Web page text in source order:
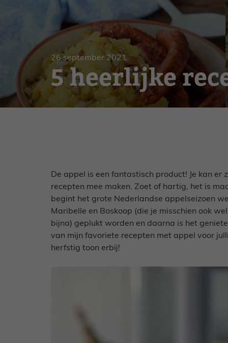
26 september 2021
5 heerlijke
De appel is een fantastisch product! Je kan er
recepten mee maken. Zoet of hartig, het is
begint het grote Nederlandse appelseizoen
Maribelle en Boskoop (die je misschien ook
bijna) geplukt worden en daarna is het
van mijn favoriete recepten met appel voor
herfstig toon erbij!